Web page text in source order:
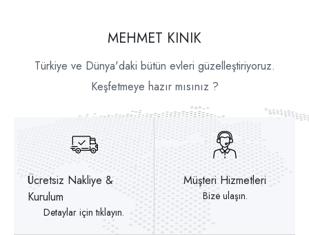
MEHMET KINIK
Türkiye ve Dünya'daki bütün evleri güzelleştiriyoruz.
Keşfetmeye hazır mısınız ?
Ücretsiz Nakliye &
Kurulum
Detaylar için tıklayın.
Müşteri Hizmetleri
Bize ulaşın.